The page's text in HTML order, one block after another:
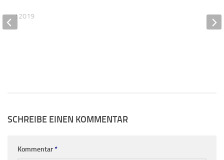
2019
SCHREIBE EINEN KOMMENTAR
Kommentar*